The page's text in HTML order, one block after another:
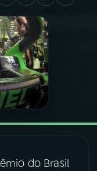
do Brasil